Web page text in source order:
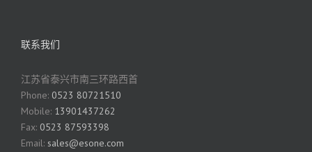
联系我们
江苏省泰兴市南三环路西首
Phone: 0523 80721510
Mobile: 13901437262
Fax: 0523 87593398
Email: sales@esone.com